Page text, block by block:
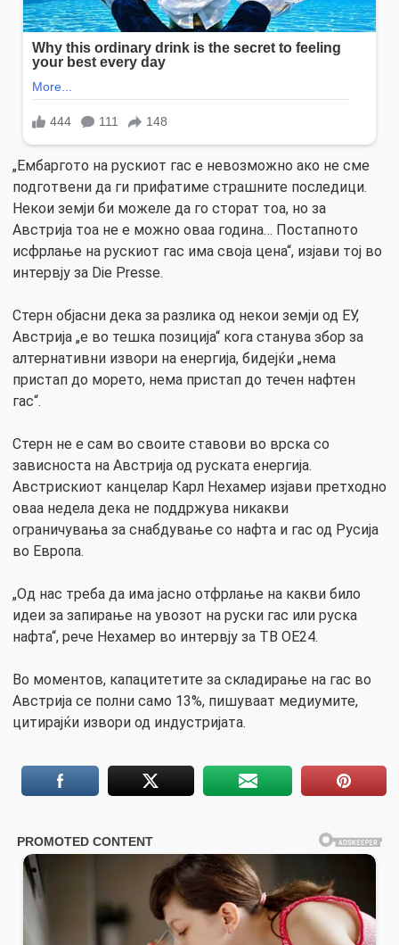
„Ембаргото на рускиот гас е невозможно ако не сме
подготвени да ги прифатиме страшните последици.
Некои земји би можеле да го сторат тоа, но за
Австрија тоа не е можно оваа година… Постапното
исфрлање на рускиот гас има своја цена“, изјави тој во
интервју за Die Presse.
Стерн објасни дека за разлика од некои земји од ЕУ,
Австрија „е во тешка позиција“ кога станува збор за
алтернативни извори на енергија, бидејќи „нема
пристап до морето, нема пристап до течен нафтен
гас“.
Стерн не е сам во своите ставови во врска со
зависноста на Австрија од руската енергија.
Австрискиот канцелар Карл Нехамер изјави претходно
оваа недела дека не поддржува никакви
ограничувања за снабдување со нафта и гас од Русија
во Европа.
„Од нас треба да има јасно отфрлање на какви било
идеи за запирање на увозот на руски гас или руска
нафта“, рече Нехамер во интервју за ТВ ОЕ24.
Во моментов, капацитетите за складирање на гас во
Австрија се полни само 13%, пишуваат медиумите,
цитирајќи извори од индустријата.